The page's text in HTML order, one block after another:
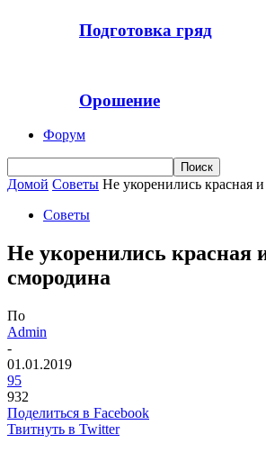
Подготовка гряд
Орошение
Форум
Домой Советы Не укоренились красная
Советы
Не укоренились красная
смородина
По
Admin
-
01.01.2019
95
932
Поделиться в Facebook
Твитнуть в Twitter